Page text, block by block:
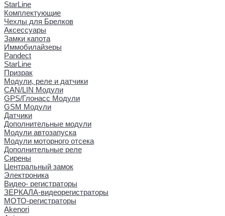
StarLine
Комплектующие
Чехлы для Брелков
Аксессуары
Замки капота
Иммобилайзеры
Pandect
StarLine
Призрак
Модули, реле и датчики
CAN/LIN Модули
GPS/Глонасс Модули
GSM Модули
Датчики
Дополнительные модули
Модули автозапуска
Модули моторного отсека
Дополнительные реле
Сирены
Центральный замок
Электроника
Видео- регистраторы
ЗЕРКАЛА-видеорегистраторы
МОТО-регистраторы
Akenori